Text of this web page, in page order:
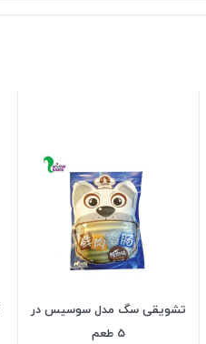
تشویقی سگ مدل سوسیس در
5 طعم